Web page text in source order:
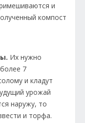
и
компост
Их нужно
7
и кладут
урожай
наружу, то
и торфа.